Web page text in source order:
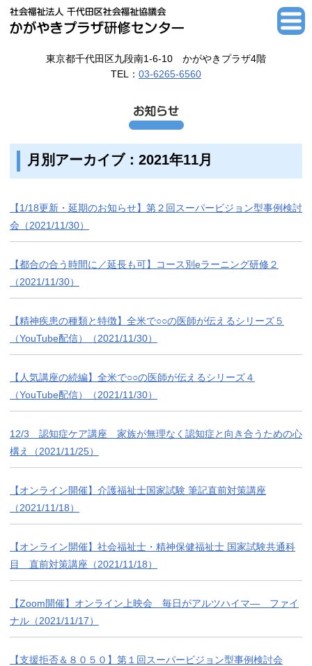
東京都千代田区九段南1-6-10 かがやきプラザ4階
TEL： 03-6265-6560
月別アーカイブ：2021年11月
【1/18更新・延期のお知らせ】第２回スーパービジョン型事例検討
会（2021/11/30）
【都合の合う時間に／延長も可】コース別eラーニング研修２
（2021/11/30）
【精神疾患の種類と特徴】全米で○○の医師が伝えるシリーズ５
（YouTube配信）（2021/11/30）
【人気講座の続編】全米で○○の医師が伝えるシリーズ４
（YouTube配信）（2021/11/30）
12/3 認知症ケア講座 家族が無理なく認知症と向き合うための心
構え（2021/11/25）
【オンライン開催】介護福祉士国家試験 筆記直前対策講座
（2021/11/18）
【オンライン開催】社会福祉士・精神保健福祉士 国家試験共通科
目 直前対策講座（2021/11/18）
【Zoom開催】オンライン上映会 毎日がアルツハイマ― ファイ
ナル（2021/11/17）
【支援拒否＆８０５０】第１回スーパービジョン型事例検討会